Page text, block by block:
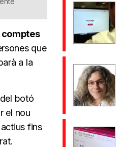
comptes
que
a la
botó
el nou
fins